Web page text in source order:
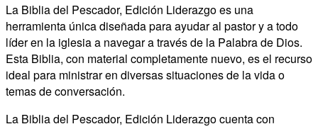
La Biblia del Pescador, Edición Liderazgo es una
herramienta única diseñada para ayudar al pastor y a todo
líder en la iglesia a navegar a través de la Palabra de Dios.
Esta Biblia, con material completamente nuevo, es el recurso
ideal para ministrar en diversas situaciones de la vida o
temas de conversación.
La Biblia del Pescador, Edición Liderazgo cuenta con